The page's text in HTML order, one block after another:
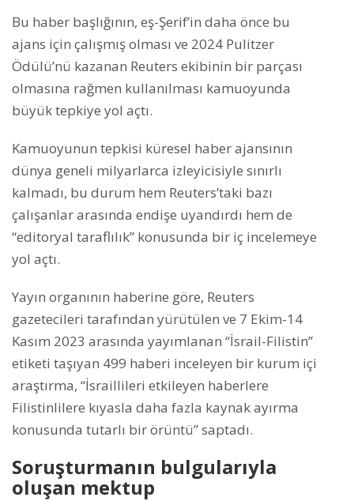
Bu haber başlığının, eş-Şerif’in daha önce bu
ajans için çalışmış olması ve 2024 Pulitzer
Ödülü’nü kazanan Reuters ekibinin bir parçası
olmasına rağmen kullanılması kamuoyunda
büyük tepkiye yol açtı.
Kamuoyunun tepkisi küresel haber ajansının
dünya geneli milyarlarca izleyicisiyle sınırlı
kalmadı, bu durum hem Reuters’taki bazı
çalışanlar arasında endişe uyandırdı hem de
“editoryal taraflılık” konusunda bir iç incelemeye
yol açtı.
Yayın organının haberine göre, Reuters
gazetecileri tarafından yürütülen ve 7 Ekim-14
Kasım 2023 ​​arasında yayımlanan “İsrail-Filistin”
etiketi taşıyan 499 haberi inceleyen bir kurum içi
araştırma, “İsraillileri etkileyen haberlere
Filistinlilere kıyasla daha fazla kaynak ayırma
konusunda tutarlı bir örüntü” saptadı.
Soruşturmanın bulgularıyla
oluşan mektup